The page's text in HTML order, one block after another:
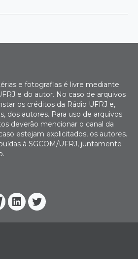
Linkedin
Twitter
e fotografias é livre mediante
e do autor. No caso de arquivos
os créditos da Rádio UFRJ e,
dos autores. Para uso de arquivos
deverão mencionar o canal da
estejam explicitados, os autores.
à SGCOM/UFRJ, juntamente